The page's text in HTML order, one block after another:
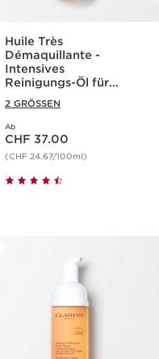
Huile Très
Démaquillante -
Intensives
Reinigungs-Öl für
wasserfestes Makeup
2 GRÖSSEN
Ab
Aktueller Preis CHF 37.00
CHF 37.00
(CHF 24.67/100ml)